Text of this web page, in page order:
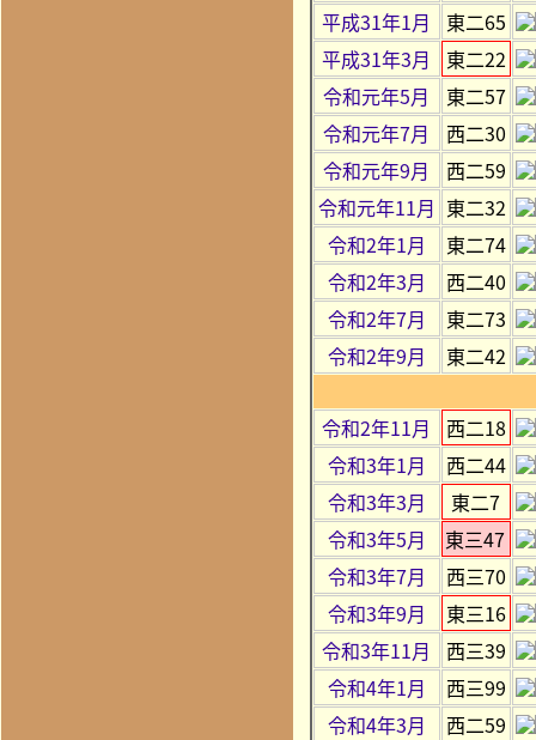
平成31年1月
東二65
平成31年3月
東二22
令和元年5月
東二57
令和元年7月
西二30
令和元年9月
西二59
令和元年11月 東二32
令和2年1月
東二74
令和2年3月
西二40
令和2年7月
東二73
令和2年9月
東二42
令和2年11月
西二18
令和3年1月
西二44
令和3年3月
東二7
令和3年5月
東三47
令和3年7月
西三70
令和3年9月
東三16
令和3年11月
西三39
令和4年1月
西三99
令和4年3月
西二59